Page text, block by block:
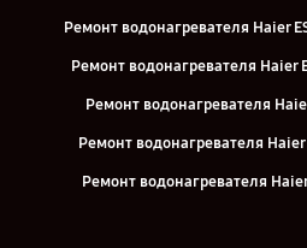
Ремонт водонагревателя Haier
Ремонт водонагревателя Haier
Ремонт водонагревателя
Ремонт водонагревателя
Ремонт водонагревателя